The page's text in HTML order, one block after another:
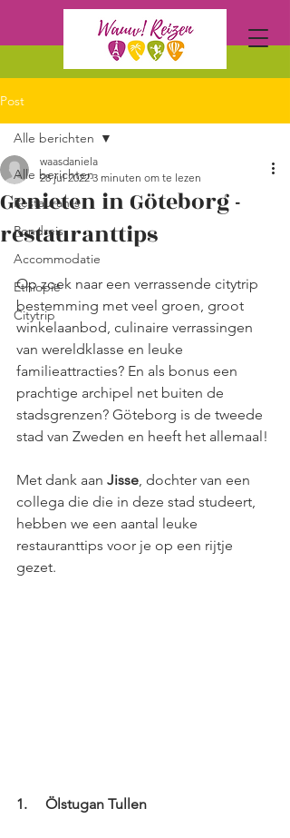
Post
Alle berichten
Restaurants
Rondreis
Accommodatie
Ethiopië
Citytrip
Alle berichten
Genieten in Göteborg -
restauranttips
waasdaniela
28 jul 2022 3 minuten om te lezen
Op zoek naar een verrassende citytrip
bestemming met veel groen, groot
winkelaanbod, culinaire verrassingen
van wereldklasse en leuke
familieattracties? En als bonus een
prachtige archipel net buiten de
stadsgrenzen? Göteborg is de tweede
stad van Zweden en heeft het allemaal!
Met dank aan Jisse, dochter van een
collega die die in deze stad studeert,
hebben we een aantal leuke
restauranttips voor je op een rijtje
gezet.
1.     Ölstugan Tullen